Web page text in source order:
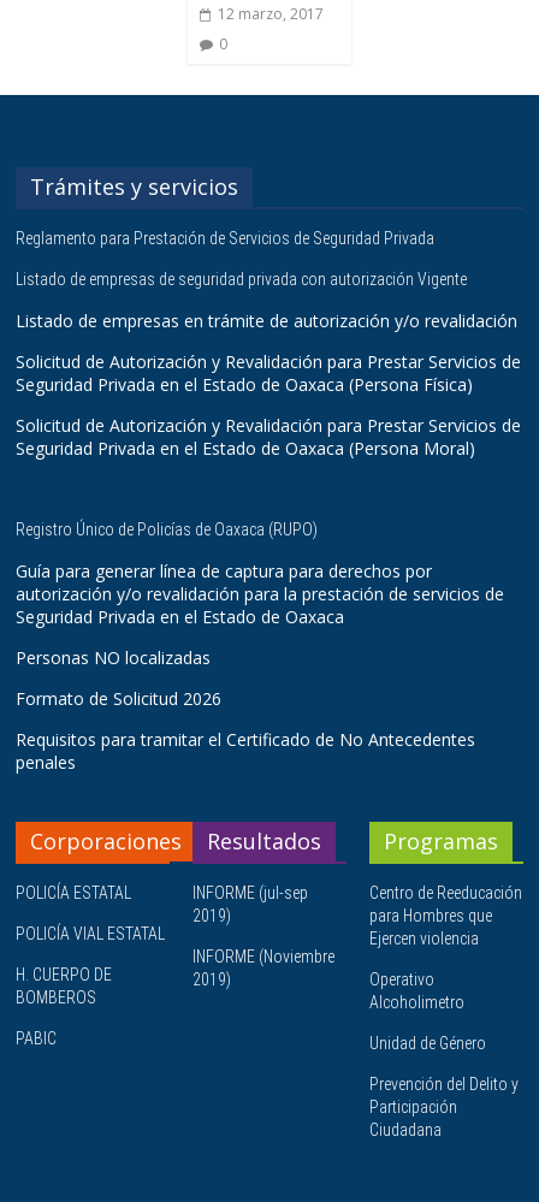
12 marzo, 2017
0
Trámites y servicios
Reglamento para Prestación de Servicios de Seguridad Privada
Listado de empresas de seguridad privada con autorización Vigente
Listado de empresas en trámite de autorización y/o revalidación
Solicitud de Autorización y Revalidación para Prestar Servicios de
Seguridad Privada en el Estado de Oaxaca (Persona Física)
Solicitud de Autorización y Revalidación para Prestar Servicios de
Seguridad Privada en el Estado de Oaxaca (Persona Moral)
Registro Único de Policías de Oaxaca (RUPO)
Guía para generar línea de captura para derechos por
autorización y/o revalidación para la prestación de servicios de
Seguridad Privada en el Estado de Oaxaca
Personas NO localizadas
Formato de Solicitud 2026
Requisitos para tramitar el Certificado de No Antecedentes
penales
Corporaciones
POLICÍA ESTATAL
POLICÍA VIAL ESTATAL
H. CUERPO DE
BOMBEROS
PABIC
Resultados
INFORME (jul-sep
2019)
INFORME (Noviembre
2019)
Programas
Centro de Reeducación
para Hombres que
Ejercen violencia
Operativo
Alcoholimetro
Unidad de Género
Prevención del Delito y
Participación
Ciudadana